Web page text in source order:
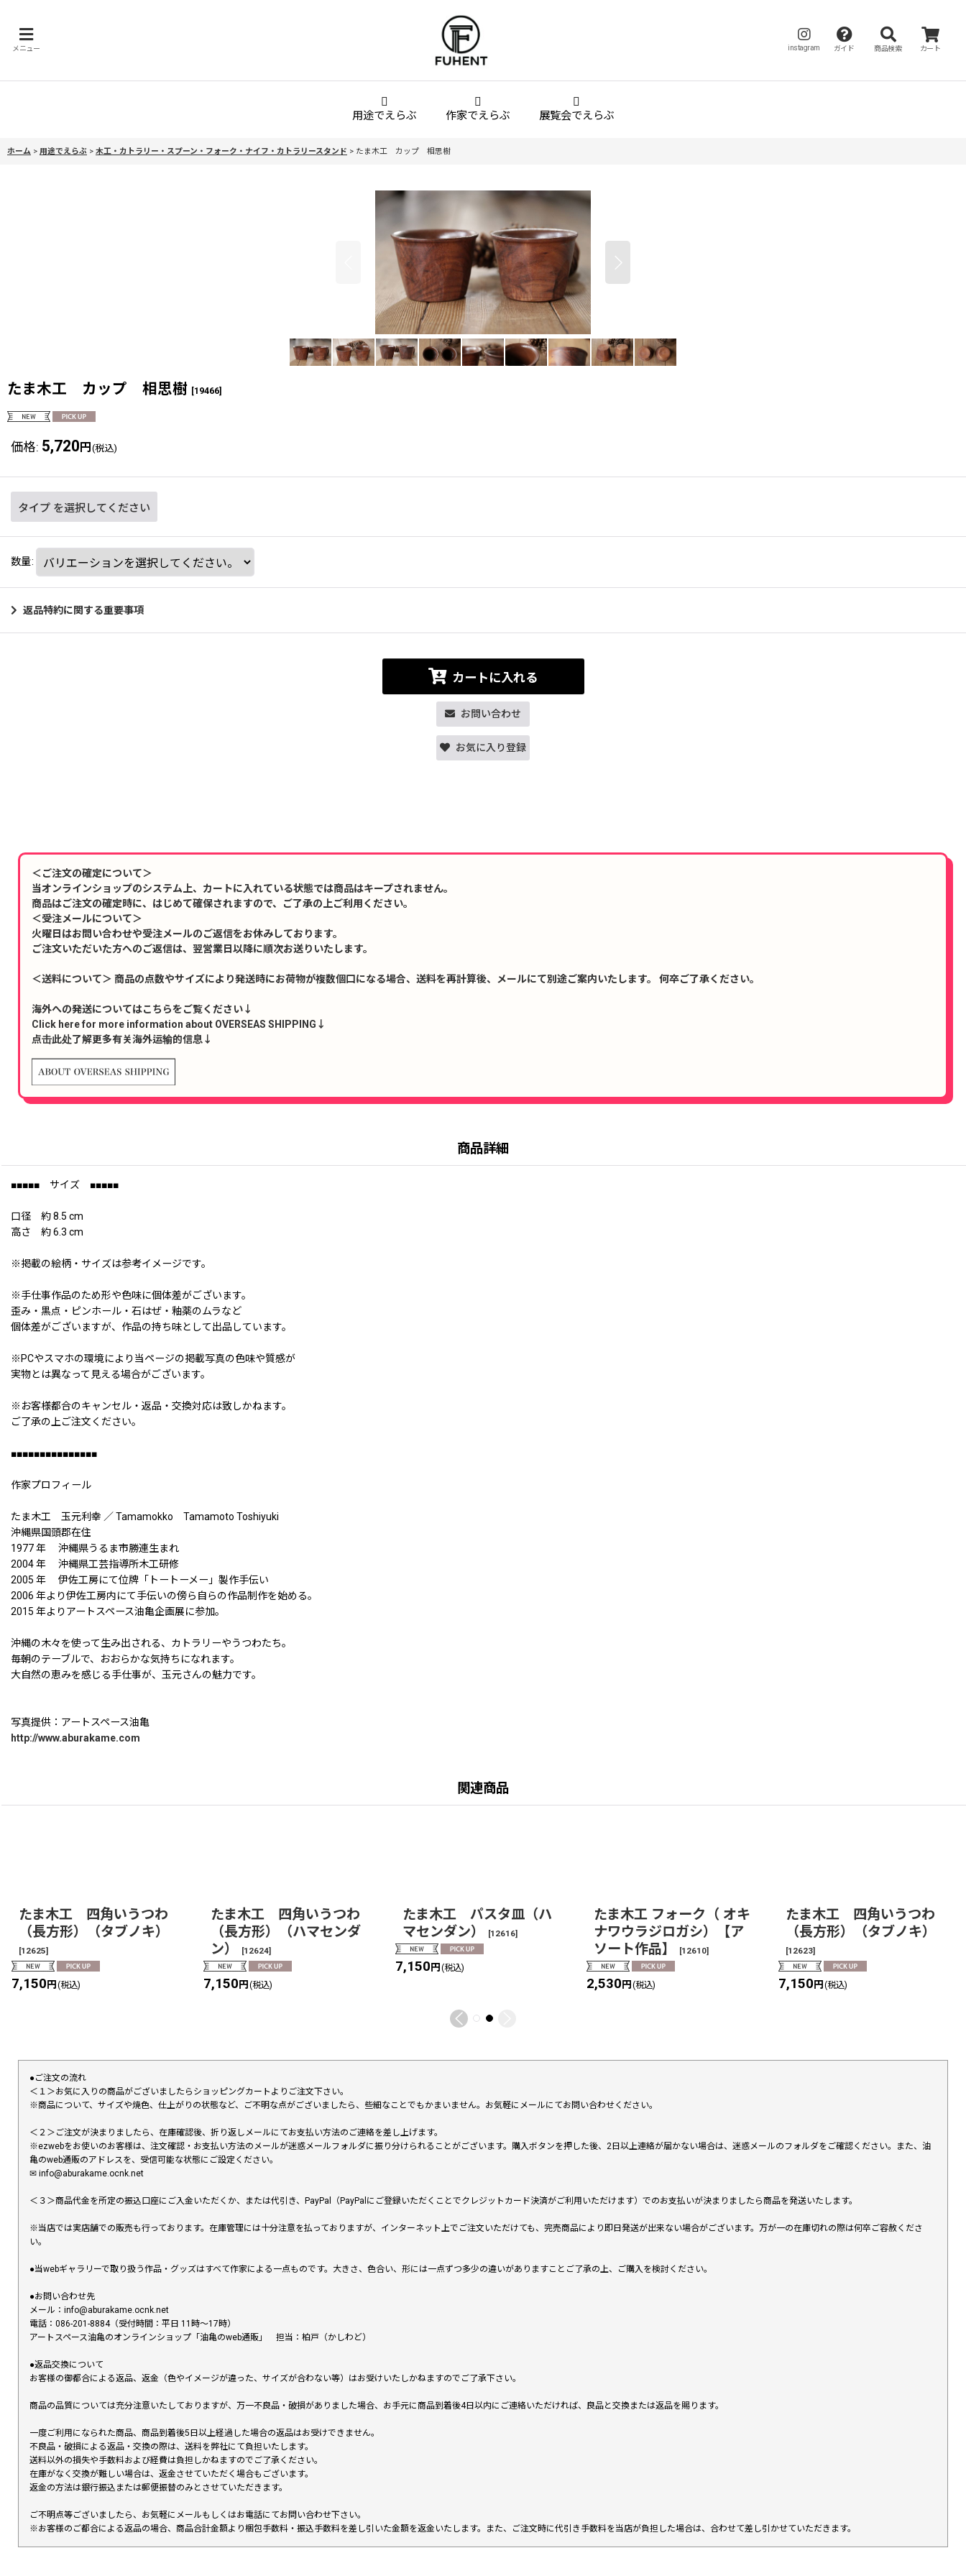
メニュー instagram ガイド 商品検索 カート
用途でえらぶ 作家でえらぶ 展覧会でえらぶ
ホーム > 用途でえらぶ > 木工・カトラリー・スプーン・フォーク・ナイフ・カトラリースタンド > たま木工 カップ 相思樹
たま木工 カップ 相思樹 [19466]
価格: 5,720 円 (税込)
タイプ を選択してください
数量:
返品特約に関する重要事項
カートに入れる
お問い合わせ
お気に入り登録
＜ご注文の確定について＞
当オンラインショップのシステム上、カートに入れている状態では商品はキープされません。
商品はご注文の確定時に、はじめて確保されますので、ご了承の上ご利用ください。
＜受注メールについて＞
火曜日はお問い合わせや受注メールのご返信をお休みしております。
ご注文いただいた方へのご返信は、翌営業日以降に順次お送りいたします。
＜送料について＞ 商品の点数やサイズにより発送時にお荷物が複数個口になる場合、送料を再計算後、メールにて別途ご案内いたします。 何卒ご了承ください。
海外への発送についてはこちらをご覧ください↓
Click here for more information about OVERSEAS SHIPPING↓
点击此处了解更多有关海外运输的信息↓
商品詳細
■■■■■ サイズ ■■■■■
口径 約 8.5 cm
高さ 約 6.3 cm
※掲載の絵柄・サイズは参考イメージです。
※手仕事作品のため形や色味に個体差がございます。
歪み・黒点・ピンホール・石はぜ・釉薬のムラなど
個体差がございますが、作品の持ち味として出品しています。
※PCやスマホの環境により当ページの掲載写真の色味や質感が
実物とは異なって見える場合がございます。
※お客様都合のキャンセル・返品・交換対応は致しかねます。
ご了承の上ご注文ください。
■■■■■■■■■■■■■■■
作家プロフィール
たま木工 玉元利幸 ／ Tamamokko Tamamoto Toshiyuki
沖縄県国頭郡在住
1977 年 沖縄県うるま市勝連生まれ
2004 年 沖縄県工芸指導所木工研修
2005 年 伊佐工房にて位牌「トートーメー」製作手伝い
2006 年より伊佐工房内にて手伝いの傍ら自らの作品制作を始める。
2015 年よりアートスペース油亀企画展に参加。
沖縄の木々を使って生み出される、カトラリーやうつわたち。
毎朝のテーブルで、おおらかな気持ちになれます。
大自然の恵みを感じる手仕事が、玉元さんの魅力です。
写真提供：アートスペース油亀
http://www.aburakame.com
関連商品
たま木工 四角いうつわ
（長方形）（タブノキ）
[12625]
7,150円(税込)
たま木工 四角いうつわ
（長方形）（ハマセンダ
ン）
[12624]
7,150円(税込)
たま木工 パスタ皿（ハ
マセンダン）
[12616]
7,150円(税込)
たま木工 フォーク（ オキ
ナワウラジロガシ）【ア
ソート作品】
[12610]
2,530円(税込)
たま木工 四角いうつわ
（長方形）（タブノキ）
[12623]
7,150円(税込)
●ご注文の流れ
＜１＞お気に入りの商品がございましたらショッピングカートよりご注文下さい。
※商品について、サイズや焼色、仕上がりの状態など、ご不明な点がございましたら、些細なことでもかまいません。お気軽にメールにてお問い合わせください。
＜２＞ご注文が決まりましたら、在庫確認後、折り返しメールにてお支払い方法のご連絡を差し上げます。
※ezwebをお使いのお客様は、注文確認・お支払い方法のメールが迷惑メールフォルダに振り分けられることがございます。購入ボタンを押した後、2日以上連絡が届かない場合は、迷惑メールのフォルダをご確認ください。また、油
亀のweb通販のアドレスを、受信可能な状態にご設定ください。
✉︎ info@aburakame.ocnk.net
＜３＞商品代金を所定の振込口座にご入金いただくか、または代引き、PayPal（PayPalにご登録いただくことでクレジットカード決済がご利用いただけます）でのお支払いが決まりましたら商品を発送いたします。
※当店では実店舗での販売も行っております。在庫管理には十分注意を払っておりますが、インターネット上でご注文いただけても、完売商品により即日発送が出来ない場合がございます。万が一の在庫切れの際は何卒ご容赦くださ
い。
●当webギャラリーで取り扱う作品・グッズはすべて作家による一点ものです。大きさ、色合い、形には一点ずつ多少の違いがありますことご了承の上、ご購入を検討ください。
●お問い合わせ先
メール：info@aburakame.ocnk.net
電話：086-201-8884（受付時間：平日 11時〜17時）
アートスペース油亀のオンラインショップ「油亀のweb通販」 担当：柏戸（かしわど）
●返品交換について
お客様の御都合による返品、返金（色やイメージが違った、サイズが合わない等）はお受けいたしかねますのでご了承下さい。
商品の品質については充分注意いたしておりますが、万一不良品・破損がありました場合、お手元に商品到着後4日以内にご連絡いただければ、良品と交換または返品を賜ります。
一度ご利用になられた商品、商品到着後5日以上経過した場合の返品はお受けできません。
不良品・破損による返品・交換の際は、送料を弊社にて負担いたします。
送料以外の損失や手数料および経費は負担しかねますのでご了承ください。
在庫がなく交換が難しい場合は、返金させていただく場合もございます。
返金の方法は銀行振込または郵便振替のみとさせていただきます。
ご不明点等ございましたら、お気軽にメールもしくはお電話にてお問い合わせ下さい。
※お客様のご都合による返品の場合、商品合計金額より梱包手数料・振込手数料を差し引いた金額を返金いたします。また、ご注文時に代引き手数料を当店が負担した場合は、合わせて差し引かせていただきます。